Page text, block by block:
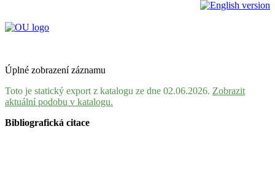
Úplné zobrazení záznamu
Toto je statický export z katalogu ze dne 02.06.2026. Zobrazit
aktuální podobu v katalogu.
Bibliografická citace